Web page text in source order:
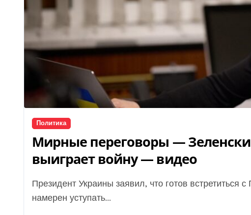
Политика
Мирные переговоры —
выиграет войну — видео
Президент Украины заявил, что готов встретиться с Путиным для мирных переговоров, но не
намерен уступать...